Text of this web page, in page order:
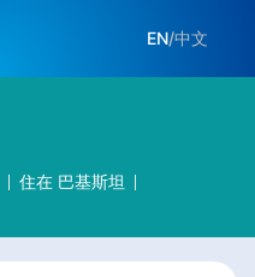
EN/中文
住在 巴基斯坦